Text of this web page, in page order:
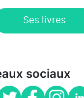
Ses livres
sociaux